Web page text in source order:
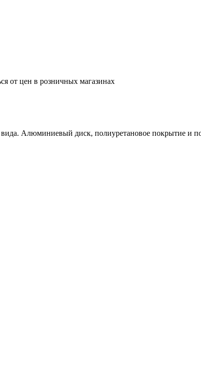
от цен в розничных магазинах
Алюминиевый диск, полиуретановое покрытие и